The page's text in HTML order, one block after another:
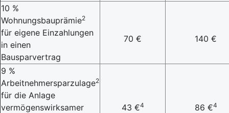
10 %
Wohnungsbauprämie2
für eigene Einzahlungen
in einen
Bausparvertrag
70 € 140 €
9 %
Arbeitnehmersparzulage2
für die Anlage
vermögenswirksamer
43 €4 86 €4